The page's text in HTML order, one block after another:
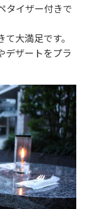
タイザー付きで
大満足です。
デザートをプラ